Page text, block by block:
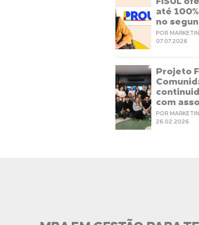
até
no
POR
07.07.2026
Projeto
com
POR
26.02.2026